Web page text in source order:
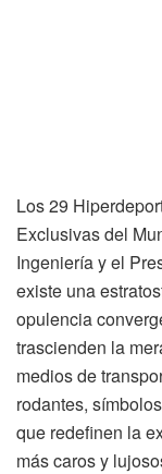
Los 29
Exclusivas del
Ingeniería y el
existe una
opulencia
trascienden la
medios de
rodantes,
que redefinen la
más caros y